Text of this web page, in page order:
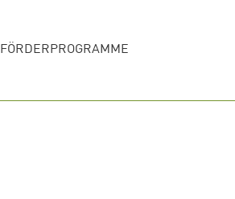
FÖRDERPROGRAMME